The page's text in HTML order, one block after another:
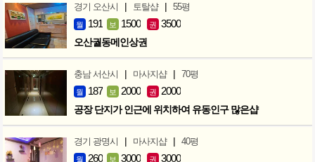
경기 오산시 | 토탈샵 | 55평
월 191 보 1500 권 3500
오산궐동메인상권
충남 서산시 | 마사지샵 | 70평
월 187 보 2000 권 2000
공장 단지가 인근에 위치하여 유동인구 많은샵
경기 광명시 | 마사지샵 | 40평
월 260 보 3000 권 3000